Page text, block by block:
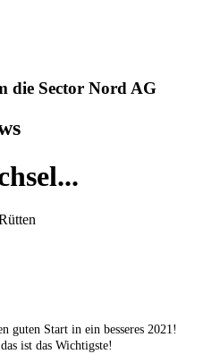
die Sector Nord AG
guten Start in ein besseres 2021!
ist das Wichtigste!